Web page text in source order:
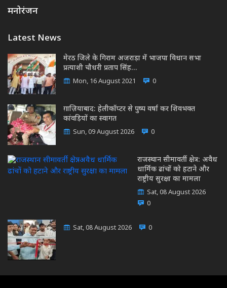
मनोरंजन
Latest News
मेरठ जिले के गिराम अजराड़ा में भाजपा विधान सभा
प्रत्याशी चौधरी प्रताप सिंह…
Mon, 16 August 2021 0
ग़ाज़ियाबाद: हेलीकॉप्टर से पुष्प वर्षा कर शिवभक्त
कांवड़ियों का स्वागत
Sun, 09 August 2026 0
राजस्थान सीमावर्ती क्षेत्र: अवैध
धार्मिक ढांचों को हटाने और
राष्ट्रीय सुरक्षा का मामला
Sat, 08 August 2026
0
Sat, 08 August 2026 0